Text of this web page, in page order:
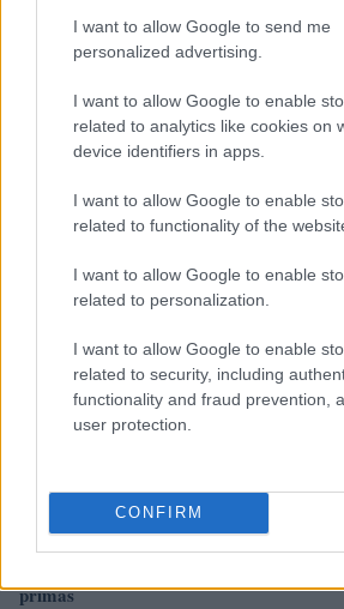
I want to allow Google to send me
personalized advertising.
I want to allow Google to enable
related to analytics like cookies on
device identifiers in apps.
I want to allow Google to enable
related to functionality of the
I want to allow Google to enable
related to personalization.
I want to allow Google to enable
related to security, including
functionality and fraud prevention,
user protection.
CONFIRM
Brent cae un 8.3% y arrastra a las
primas